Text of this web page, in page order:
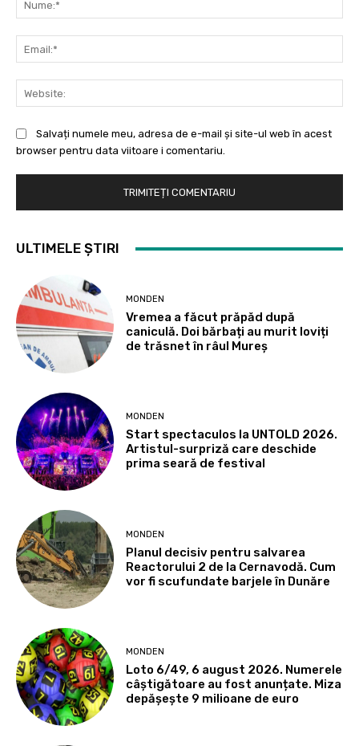
Salvați numele meu, adresa de e-mail și site-ul web în acest
browser pentru data viitoare i comentariu.
ULTIMELE ȘTIRI
MONDEN
Vremea a făcut prăpăd după
caniculă. Doi bărbați au murit loviți
de trăsnet în râul Mureș
MONDEN
Start spectaculos la UNTOLD 2026.
Artistul-surpriză care deschide
prima seară de festival
MONDEN
Planul decisiv pentru salvarea
Reactorului 2 de la Cernavodă. Cum
vor fi scufundate barjele în Dunăre
MONDEN
Loto 6/49, 6 august 2026. Numerele
câștigătoare au fost anunțate. Miza
depășește 9 milioane de euro